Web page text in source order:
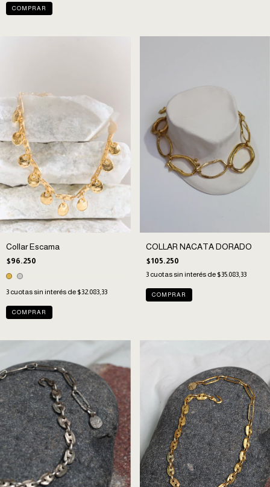
COMPRAR
Collar Escama
$96.250
3 cuotas sin interés de $32.083,33
COMPRAR
COLLAR NACATA DORADO
$105.250
3 cuotas sin interés de $35.083,33